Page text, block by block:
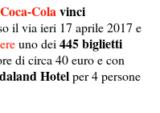
Coca-Cola vinci
il via ieri 17 aprile 2017 e
uno dei 445 biglietti
di circa 40 euro e con
Hotelper 4 persone